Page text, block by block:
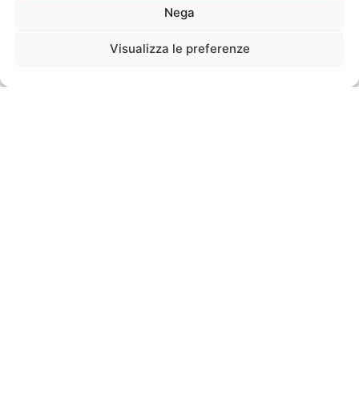
Nega
Visualizza le preferenze